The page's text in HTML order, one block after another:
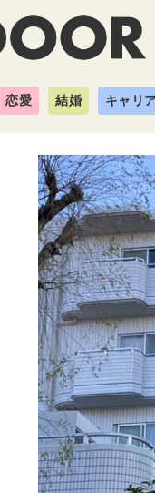
恋愛 結婚 キャリ